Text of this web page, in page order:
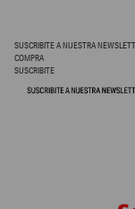
SUSCRIBITE A NUESTRA
COMPRA
SUSCRIBITE